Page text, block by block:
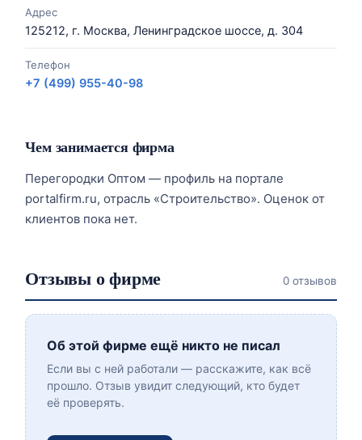
Адрес
125212, г. Москва, Ленинградское шоссе, д. 304
Телефон
+7 (499) 955-40-98
Чем занимается фирма
Перегородки Оптом — профиль на портале
portalfirm.ru, отрасль «Строительство». Оценок от
клиентов пока нет.
Отзывы о фирме 0 отзывов
Об этой фирме ещё никто не писал
Если вы с ней работали — расскажите, как всё
прошло. Отзыв увидит следующий, кто будет
её проверять.